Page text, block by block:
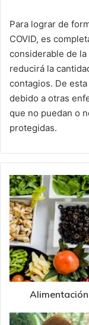
Para lograr de
COVID, es
considerable de la
reducirá la
contagios. De
debido a otras
que no puedan o
protegidas.
Alimentación
y
Nutrición
en
tiempos
de
COVID
La